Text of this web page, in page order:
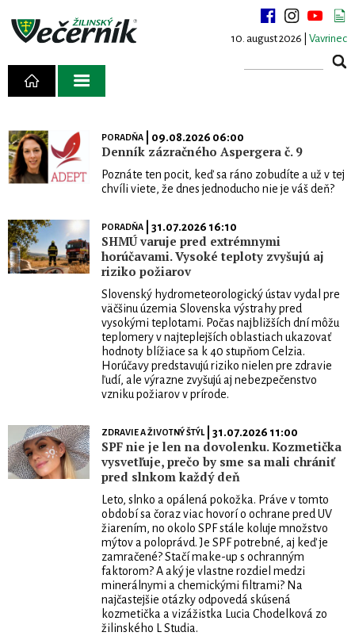
10. august 2026 | Vavrinec
PORADŇA| 09.08.2026 06:00
Denník zázračného Aspergera č. 9
Poznáte ten pocit, keď sa ráno zobudíte a už v tej
chvíli viete, že dnes jednoducho nie je váš deň?
PORADŇA| 31.07.2026 16:10
SHMÚ varuje pred extrémnymi
horúčavami. Vysoké teploty zvyšujú aj
riziko požiarov
Slovenský hydrometeorologický ústav vydal pre
väčšinu územia Slovenska výstrahy pred
vysokými teplotami. Počas najbližších dní môžu
teplomery v najteplejších oblastiach ukazovať
hodnoty blížiace sa k 40 stupňom Celzia.
Horúčavy predstavujú riziko nielen pre zdravie
ľudí, ale výrazne zvyšujú aj nebezpečenstvo
vzniku požiarov v prírode.
ZDRAVIE A ŽIVOTNÝ ŠTÝL| 31.07.2026 11:00
SPF nie je len na dovolenku. Kozmetička
vysvetľuje, prečo by sme sa mali chrániť
pred slnkom každý deň
Leto, slnko a opálená pokožka. Práve v tomto
období sa čoraz viac hovorí o ochrane pred UV
žiarením, no okolo SPF stále koluje množstvo
mýtov a poloprávd. Je SPF potrebné, aj keď je
zamračené? Stačí make-up s ochranným
faktorom? A aký je vlastne rozdiel medzi
minerálnymi a chemickými filtrami? Na
najčastejšie otázky odpovedá skúsená
kozmetička a vizážistka Lucia Chodelková zo
žilinského L Studia.